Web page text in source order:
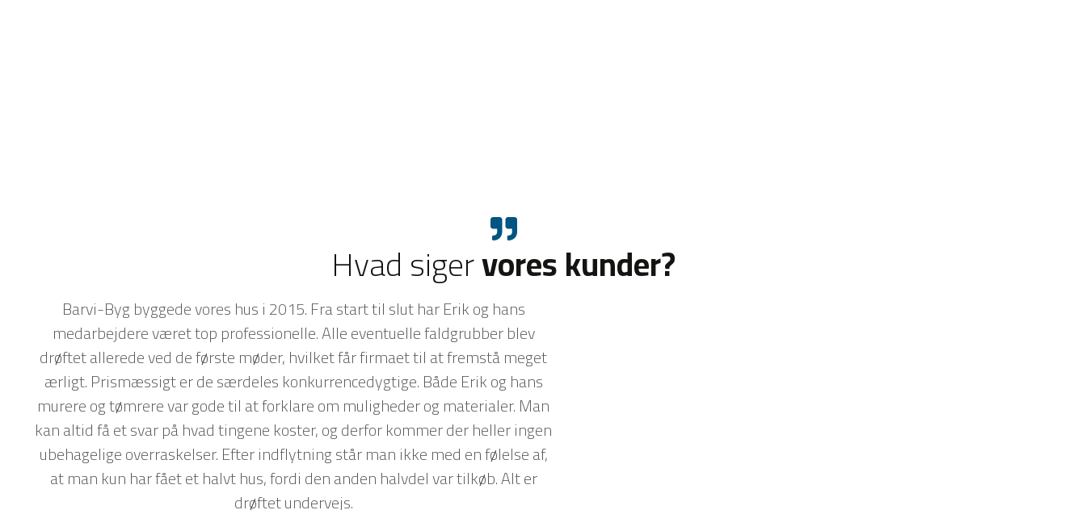
Hvad sigervores kunder?
Barvi-Byg byggede vores hus i 2015. Fra start til slut har Erik og hans
medarbejdere været top professionelle. Alle eventuelle faldgrubber blev
drøftet allerede ved de første møder, hvilket får firmaet til at fremstå meget
ærligt. Prismæssigt er de særdeles konkurrencedygtige. Både Erik og hans
murere og tømrere var gode til at forklare om muligheder og materialer. Man
kan altid få et svar på hvad tingene koster, og derfor kommer der heller ingen
ubehagelige overraskelser. Efter indflytning står man ikke med en følelse af,
at man kun har fået et halvt hus, fordi den anden halvdel var tilkøb. Alt er
drøftet undervejs.